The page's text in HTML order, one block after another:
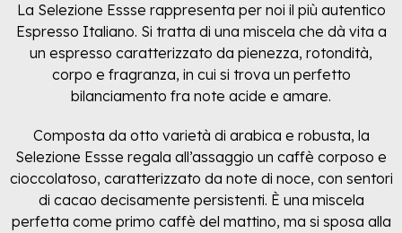
La Selezione Essse rappresenta per noi il più autentico
Espresso Italiano. Si tratta di una miscela che dà vita a
un espresso caratterizzato da pienezza, rotondità,
corpo e fragranza, in cui si trova un perfetto
bilanciamento fra note acide e amare.
Composta da otto varietà di arabica e robusta, la
Selezione Essse regala all’assaggio un caffè corposo e
cioccolatoso, caratterizzato da note di noce, con sentori
di cacao decisamente persistenti. È una miscela
perfetta come primo caffè del mattino, ma si sposa alla